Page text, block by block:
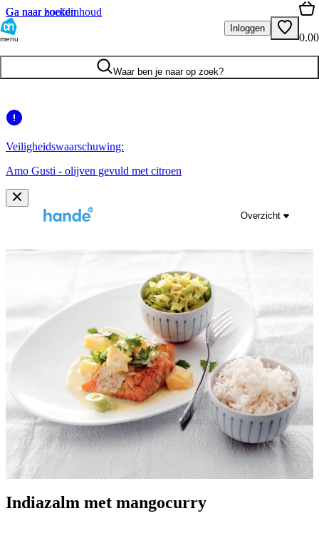
Ga naar hoofdinhoud
Ga naar zoeken
menu
Inloggen
0.00
Waar ben je naar op zoek?
Veiligheidswaarschuwing:
Amo Gusti - olijven gevuld met citroen
Overzicht
Indiazalm met mangocurry